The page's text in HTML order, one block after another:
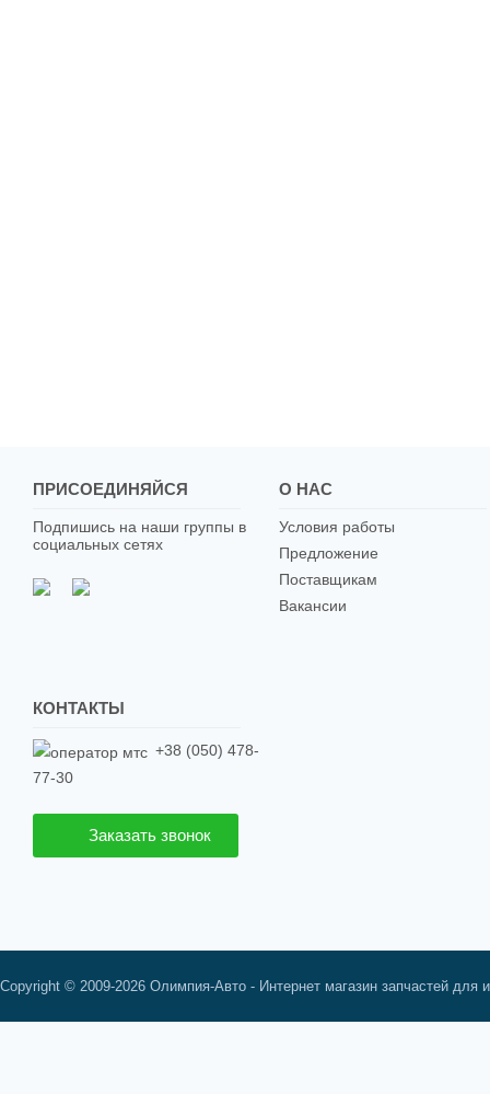
ПРИСОЕДИНЯЙСЯ
Подпишись на наши группы в
социальных сетях
О НАС
Условия работы
Предложение
Поставщикам
Вакансии
КОНТАКТЫ
+38 (050) 478-
77-30
Заказать звонок
Copyright © 2009-2026 Олимпия-Авто - Интернет магазин запчастей для